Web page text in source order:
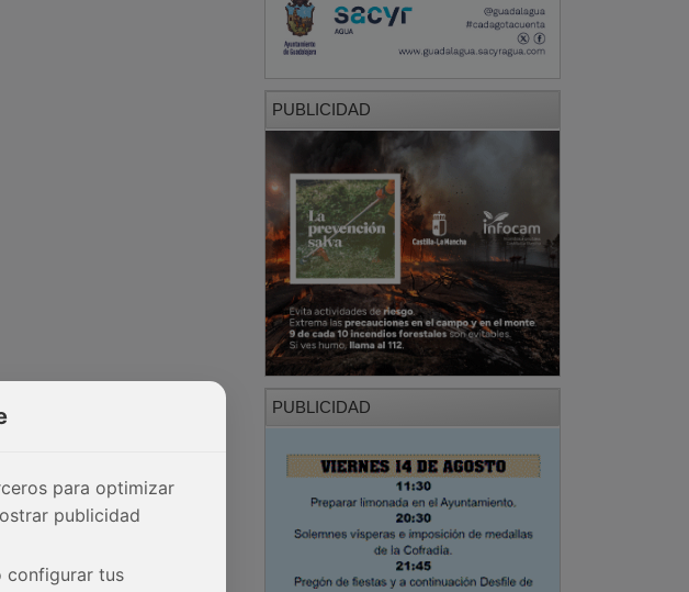
PUBLICIDAD
PUBLICIDAD
para optimizar
publicidad
configurar tus